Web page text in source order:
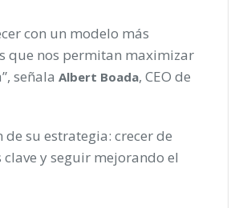
con un modelo más
que nos permitan maximizar
señala Albert Boada, CEO de
su estrategia: crecer de
y seguir mejorando el